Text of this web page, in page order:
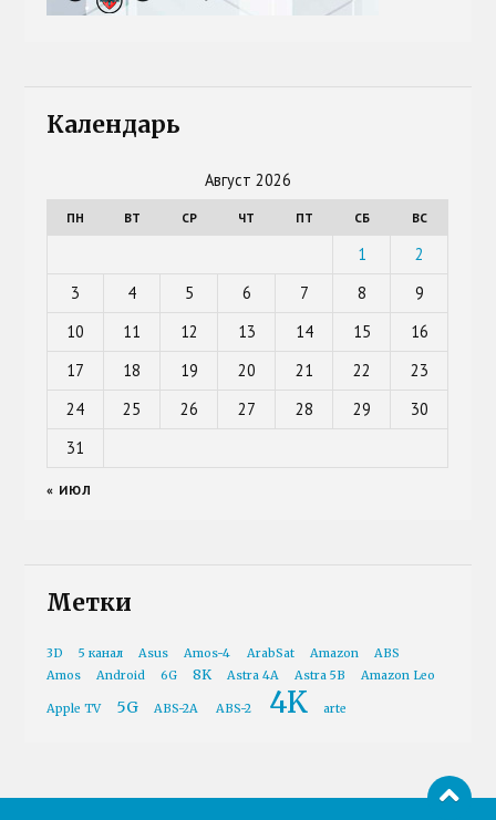
Календарь
Август 2026
ПН ВТ СР ЧТ ПТ СБ ВС
1
2
3
4 5 6 7 8
9
10
11 12 13 14 15
16
17
18 19 20 21 22
23
24
25 26 27 28 29
30
31
« ИЮЛ
Метки
3D 5 канал Asus Amos-4 ArabSat Amazon
ABS
Amos
Android 6G 8K Astra 4A Astra 5B Amazon Leo
Apple TV 5G ABS-2A ABS-2 4K arte